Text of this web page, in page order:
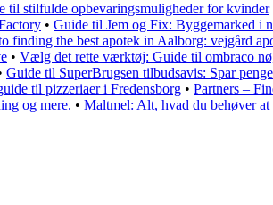
til stilfulde opbevaringsmuligheder for kvinder
• Guide til Jem og Fix: Byggemarked i
finding the best apotek in Aalborg: vejgård
• Vælg det rette værktøj: Guide til ombraco
Guide til SuperBrugsen tilbudsavis: Spar
til pizzeriaer i Fredensborg • Partners –
og mere. • Maltmel: Alt, hvad du behøver